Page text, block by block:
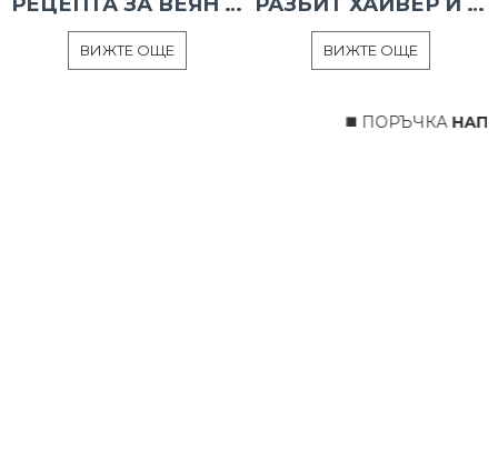
ВИЖТЕ ОЩЕ ВИЖТЕ ОЩЕ
◼️ ПОРЪЧКА